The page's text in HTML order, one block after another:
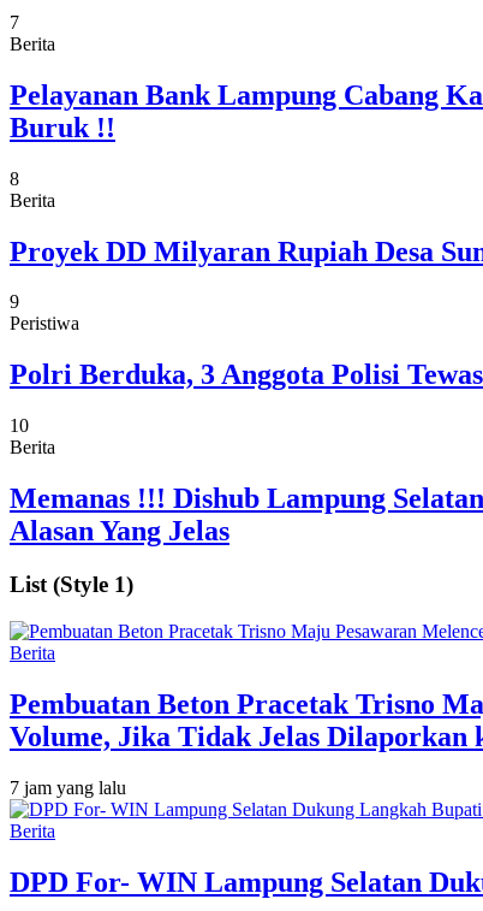
7
Berita
Pelayanan Bank Lampung Cabang
Buruk !!
8
Berita
Proyek DD Milyaran Rupiah Desa
9
Peristiwa
Polri Berduka, 3 Anggota Polisi
10
Berita
Memanas !!! Dishub Lampung
Alasan Yang Jelas
List (Style 1)
Berita
Pembuatan Beton Pracetak Trisno
Volume, Jika Tidak Jelas Dilaporkan
7 jam yang lalu
Berita
DPD For- WIN Lampung Selatan